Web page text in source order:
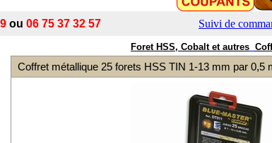
Foret HSS, Cobalt et autres
Coffret métallique 25 forets HSS TIN 1-13 mm par 0,5